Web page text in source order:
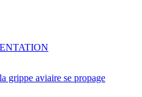
grippe aviaire se propage